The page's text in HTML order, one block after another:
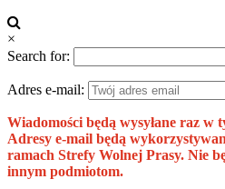
×
Search for:
Adres e-mail:
Wiadomości będą wysyłane raz w
Adresy e-mail będą
ramach Strefy Wolnej Prasy. Nie
innym podmiotom.